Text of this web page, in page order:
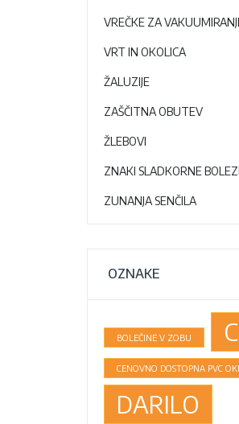
VREČKE ZA
VRT IN OKOLICA
ŽALUZIJE
ZAŠČITNA OBUTEV
ŽLEBOVI
ZNAKI SLADKORNE
ZUNANJA SENČILA
OZNAKE
BOLEČINE V ZOBU
CENOVNO DOSTOPNA PVC
DARILO